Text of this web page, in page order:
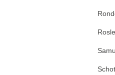
Rosle